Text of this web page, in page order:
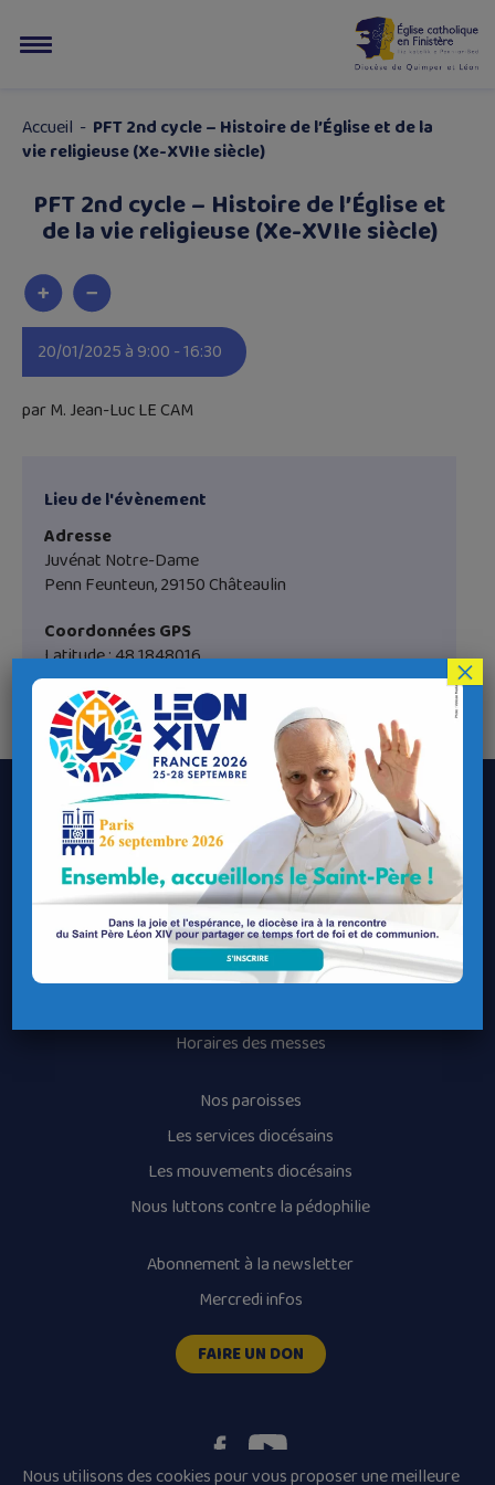
Accueil - PFT 2nd cycle – Histoire de l’Église et de la
vie religieuse (Xe-XVIIe siècle)
PFT 2nd cycle – Histoire de l’Église et
de la vie religieuse (Xe-XVIIe siècle)
20/01/2025 à 9:00 - 16:30
par M. Jean-Luc LE CAM
Lieu de l'évènement
Adresse
Juvénat Notre-Dame
Penn Feunteun, 29150 Châteaulin
Coordonnées GPS
Latitude : 48.1848016
Longitude : -3.982142
Le Diocèse de Quimper et Léon
Contacter le Diocèse
Contacter ma Paroisse
Contacter un service
Contacter une permanence
Horaires des messes
Nos paroisses
Les services diocésains
Les mouvements diocésains
Nous luttons contre la pédophilie
Abonnement à la newsletter
Mercredi infos
FAIRE UN DON
×
Nous utilisons des cookies pour vous proposer une meilleure